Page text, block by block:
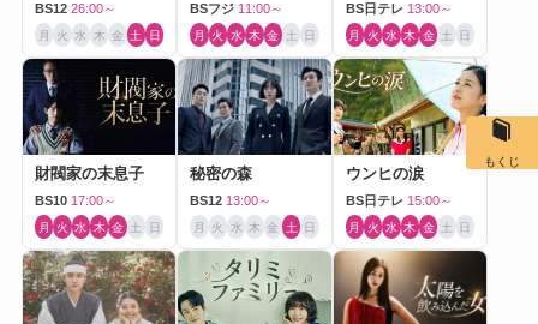
BS12 26:00～
月 火 水 木 金 土 日
BSフジ 11:00～
月 火 水 木 金 土 日
BS日テレ 13:00～
月 火 水 木 金 土 日
財閥家の末息子
BS10 17:00～
月 火 水 木 金 土 日
秘密の森
BS12 13:00～
月 火 水 木 金 土 日
ウンヒの涙
BS日テレ 15:00～
月 火 水 木 金 土 日
もくじ